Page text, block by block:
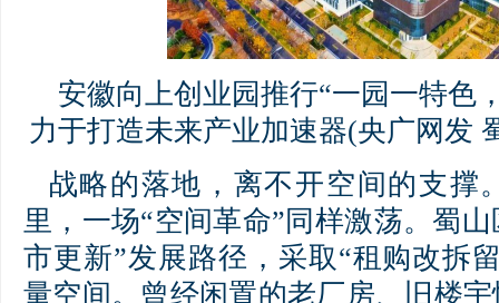
安徽向上创业园推行“一园一特色
力于打造未来产业加速器(央广网发
战略的落地，离不开空间的支撑
里，一场“空间革命”同样激荡。蜀
市更新”发展路径，采取“租购改拆
量空间。曾经闲置的老厂房、旧楼